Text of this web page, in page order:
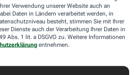
Verwendung unserer Website auch an
Daten in Ländern verarbeitet werden, in
besteht, stimmen Sie mit Ihrer
Dienste auch der Verarbeitung Ihrer Daten in
Abs. 1 lit. a DSGVO zu. Weitere Informationen
entnehmen.
konkaven Nischen bis direkt unter die
Interdentalräume werden ohne
– dank Cural ®, dem hauchdünnen
mit dem eine einzige
einmal rein und raus. Fertig.
dieses Wissen – und macht
für jeden zugänglich.